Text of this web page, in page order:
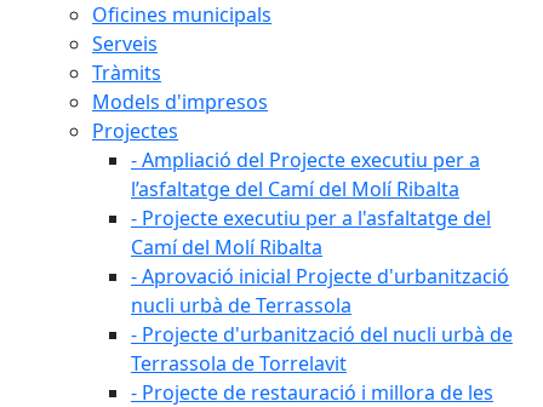
Oficines municipals
Serveis
Tràmits
Models d'impresos
Projectes
- Ampliació del Projecte executiu per a
l’asfaltatge del Camí del Molí Ribalta
- Projecte executiu per a l'asfaltatge del
Camí del Molí Ribalta
- Aprovació inicial Projecte d'urbanització
nucli urbà de Terrassola
- Projecte d'urbanització del nucli urbà de
Terrassola de Torrelavit
- Projecte de restauració i millora de les